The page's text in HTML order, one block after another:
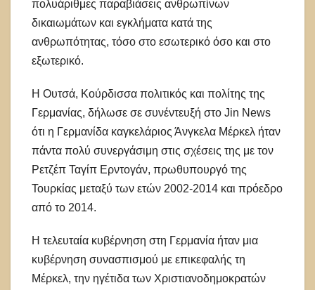
πολυάριθμες παραβιάσεις ανθρωπίνων
δικαιωμάτων και εγκλήματα κατά της
ανθρωπότητας, τόσο στο εσωτερικό όσο και στο
εξωτερικό.
Η Ουτσά, Κούρδισσα πολιτικός και πολίτης της
Γερμανίας, δήλωσε σε συνέντευξή στο Jin News
ότι η Γερμανίδα καγκελάριος Άνγκελα Μέρκελ ήταν
πάντα πολύ συνεργάσιμη στις σχέσεις της με τον
Ρετζέπ Ταγίπ Ερντογάν, πρωθυπουργό της
Τουρκίας μεταξύ των ετών 2002-2014 και πρόεδρο
από το 2014.
Η τελευταία κυβέρνηση στη Γερμανία ήταν μια
κυβέρνηση συνασπισμού με επικεφαλής τη
Μέρκελ, την ηγέτιδα των Χριστιανοδημοκρατών